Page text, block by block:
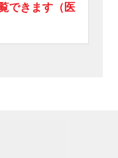
できます（医